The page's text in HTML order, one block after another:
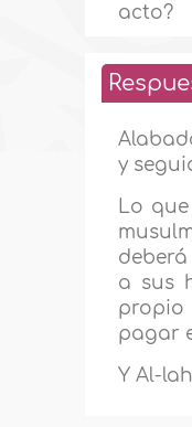
acto?
y
Lo
a sus
propio
pagar
Y Al-